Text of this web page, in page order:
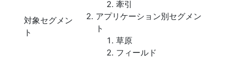
対象セグメン
ト
牽引
アプリケーション別セグメン
ト
草原
フィールド